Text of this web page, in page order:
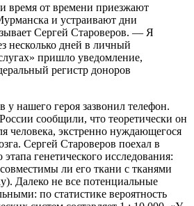
время от времени приезжают
и устраивают дни
Сергей Староверов. — Я
несколько дней в личный
пришло уведомление,
регистр доноров
у нашего героя зазвонил телефон.
сообщили, что теоретически он
человека, экстренно нуждающегося
Сергей Староверов поехал в
генетического исследования:
ли его ткани с тканями
Далеко не все потенциальные
по статистике вероятность